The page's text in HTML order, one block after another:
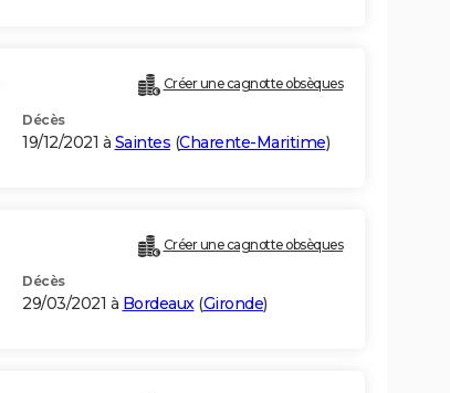
Créer une cagnotte obsèques
Décès
19/12/2021 à Saintes (Charente-Maritime)
Créer une cagnotte obsèques
Décès
29/03/2021 à Bordeaux(Gironde)